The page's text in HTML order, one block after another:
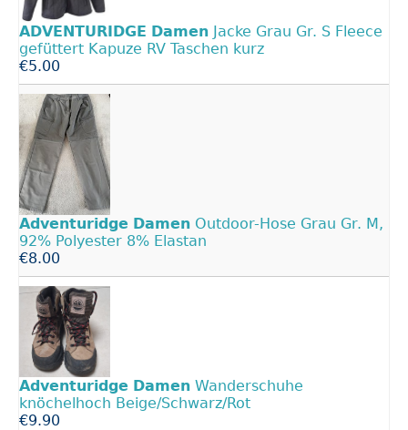
ADVENTURIDGE Damen Jacke Grau Gr. S Fleece
gefüttert Kapuze RV Taschen kurz
€5.00
Adventuridge Damen Outdoor-Hose Grau Gr. M,
92% Polyester 8% Elastan
€8.00
Adventuridge Damen Wanderschuhe
knöchelhoch Beige/Schwarz/Rot
€9.90